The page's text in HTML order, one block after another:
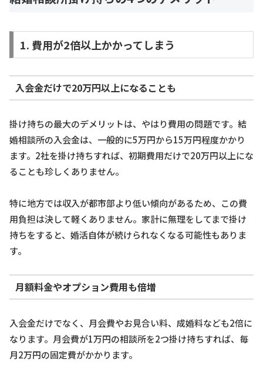
1. 費用が2倍以上かかってしまう
入会金だけで20万円以上になることも
掛け持ちの最大のデメリットは、やはり費用の問題です。結
婚相談所の入会金は、一般的に5万円から15万円程度かかり
ます。2社を掛け持ちすれば、初期費用だけで20万円以上にな
ることも珍しくありません。
特に地方では収入が都市部より低い傾向があるため、この費
用負担は決して軽くありません。家計に無理をしてまで掛け
持ちをすると、婚活自体が続けられなくなる可能性もありま
す。
月額料金やオプション費用も倍増
入会金だけでなく、月会費やお見合い料、成婚料なども2倍に
なります。月会費が1万円の相談所を2つ掛け持ちすれば、毎
月2万円の固定費がかかります。